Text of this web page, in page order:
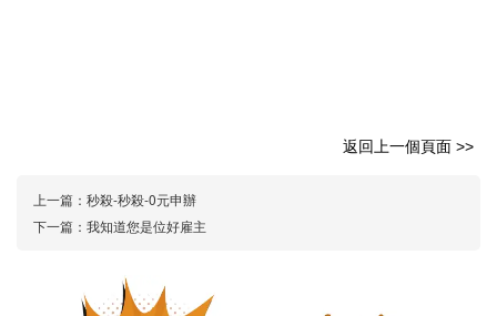
返回上一個頁面 >>
上一篇： 秒殺-秒殺-0元申辦
下一篇： 我知道您是位好雇主